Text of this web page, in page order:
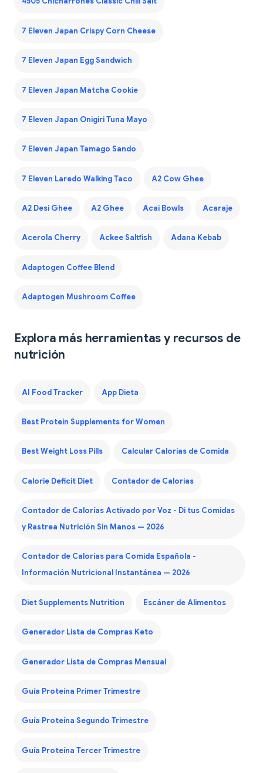
7 Eleven Japan Crispy Corn Cheese
7 Eleven Japan Egg Sandwich
7 Eleven Japan Matcha Cookie
7 Eleven Japan Onigiri Tuna Mayo
7 Eleven Japan Tamago Sando
7 Eleven Laredo Walking Taco A2 Cow Ghee
A2 Desi Ghee A2 Ghee Acai Bowls Acaraje
Acerola Cherry Ackee Saltfish Adana Kebab
Adaptogen Coffee Blend
Adaptogen Mushroom Coffee
Explora más herramientas y recursos de
nutrición
AI Food Tracker App Dieta
Best Protein Supplements for Women
Best Weight Loss Pills Calcular Calorías de Comida
Calorie Deficit Diet Contador de Calorías
Contador de Calorías Activado por Voz - Di tus Comidas
y Rastrea Nutrición Sin Manos — 2026
Contador de Calorías para Comida Española -
Información Nutricional Instantánea — 2026
Diet Supplements Nutrition Escáner de Alimentos
Generador Lista de Compras Keto
Generador Lista de Compras Mensual
Guía Proteína Primer Trimestre
Guía Proteína Segundo Trimestre
Guía Proteína Tercer Trimestre